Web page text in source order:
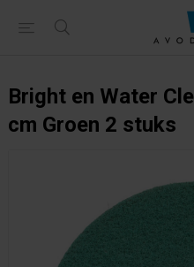
Bright en Water
cm Groen 2 stuks